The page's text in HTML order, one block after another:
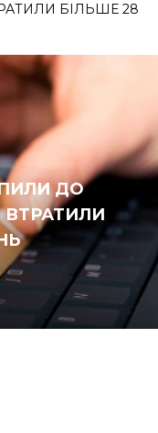
БІЛЬШЕ 28
ДО
ВТРАТИЛИ